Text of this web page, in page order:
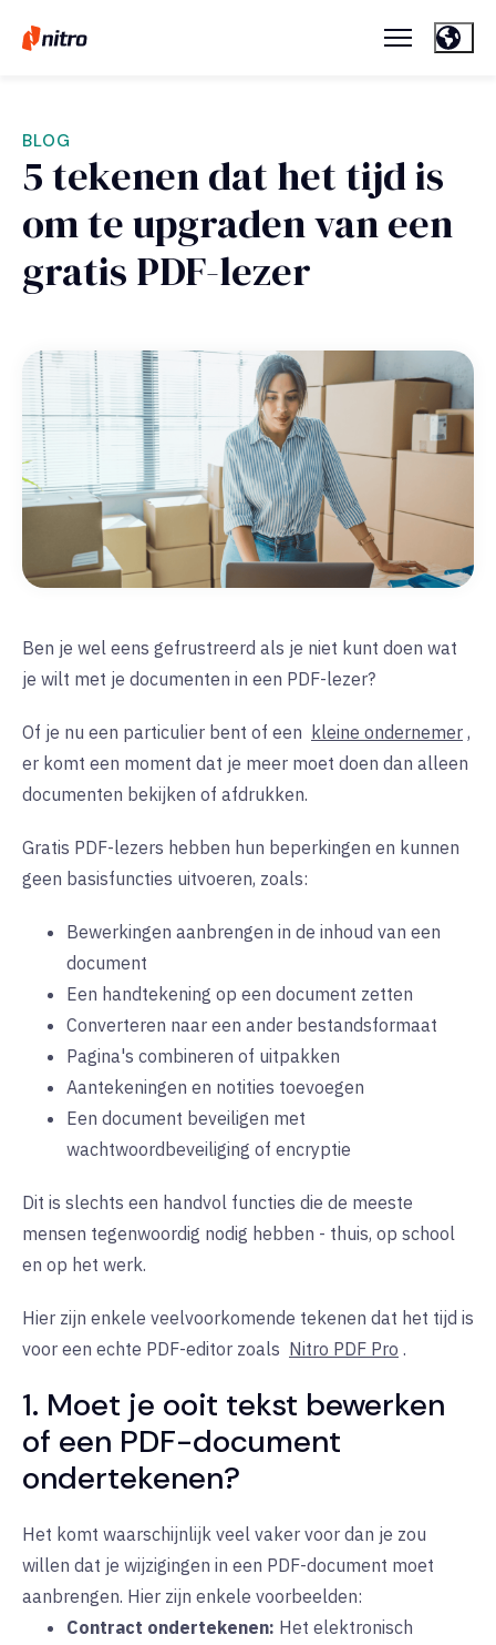
BLOG
5 tekenen dat het tijd is
om te upgraden van een
gratis PDF-lezer
Ben je wel eens gefrustreerd als je niet kunt doen wat
je wilt met je documenten in een PDF-lezer?
Of je nu een particulier bent of een kleine ondernemer ,
er komt een moment dat je meer moet doen dan alleen
documenten bekijken of afdrukken.
Gratis PDF-lezers hebben hun beperkingen en kunnen
geen basisfuncties uitvoeren, zoals:
Bewerkingen aanbrengen in de inhoud van een
document
Een handtekening op een document zetten
Converteren naar een ander bestandsformaat
Pagina's combineren of uitpakken
Aantekeningen en notities toevoegen
Een document beveiligen met
wachtwoordbeveiliging of encryptie
Dit is slechts een handvol functies die de meeste
mensen tegenwoordig nodig hebben - thuis, op school
en op het werk.
Hier zijn enkele veelvoorkomende tekenen dat het tijd is
voor een echte PDF-editor zoals Nitro PDF Pro .
1. Moet je ooit tekst bewerken
of een PDF-document
ondertekenen?
Het komt waarschijnlijk veel vaker voor dan je zou
willen dat je wijzigingen in een PDF-document moet
aanbrengen. Hier zijn enkele voorbeelden:
Contract ondertekenen: Het elektronisch